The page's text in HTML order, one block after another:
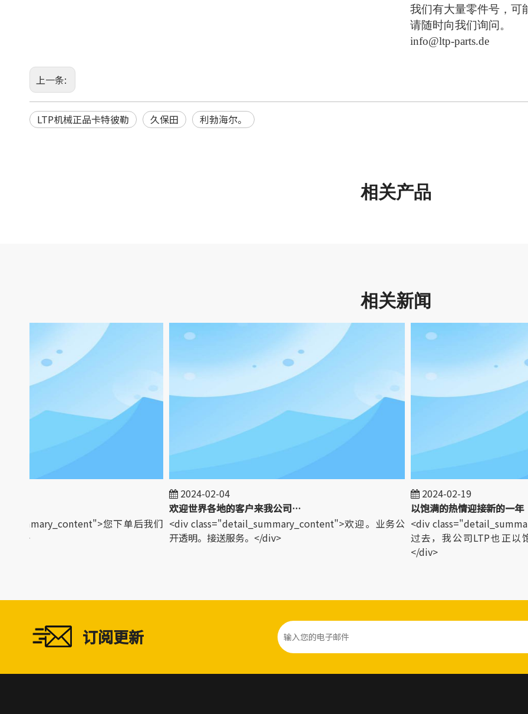
我们有大量零件号，可
请随时向我们询问。
info@ltp-parts.de
上一条:
LTP机械正品卡特彼勒 久保田 利勃海尔。
相关产品
相关新闻
您下单后我们
2024-02-04
欢迎世界各地的客户来我公司参观！
<div class="detail_summary_content">欢迎。业务公
开透明。接送服务。</div>
2024-02-19
以饱满的热情迎接新的一年
<div
过去，我公司LTP也正以
</div>
订阅更新